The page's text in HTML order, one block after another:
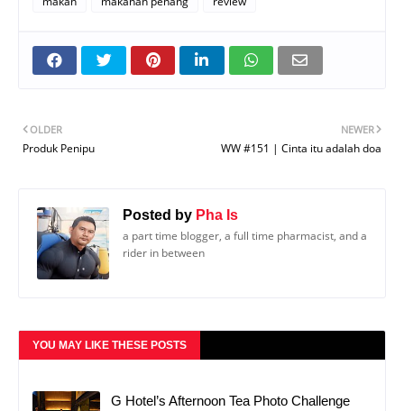
NEWER
WW #151 | Cinta itu adalah doa
OLDER
Produk Penipu
Posted by Pha Is
a part time blogger, a full time pharmacist, and a
rider in between
YOU MAY LIKE THESE POSTS
G Hotel’s Afternoon Tea Photo Challenge